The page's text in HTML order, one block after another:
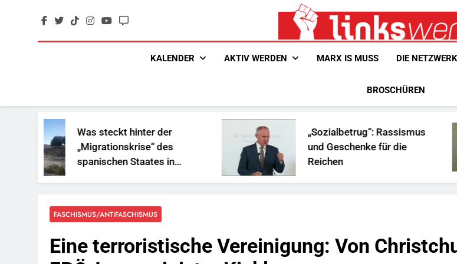
Linkswende
KALENDER AKTIV WERDEN MARX IS MUSS DIE
BROSCHÜREN
Was steckt hinter der
„Migrationskrise“ des
spanischen Staates in
Nordafrika?
„Sozialbetrug“: Rassismus
und Geschenke für die
Reichen
FASCHISMUS/ANTIFASCHISMUS
Eine terroristische Vereinigung: Von